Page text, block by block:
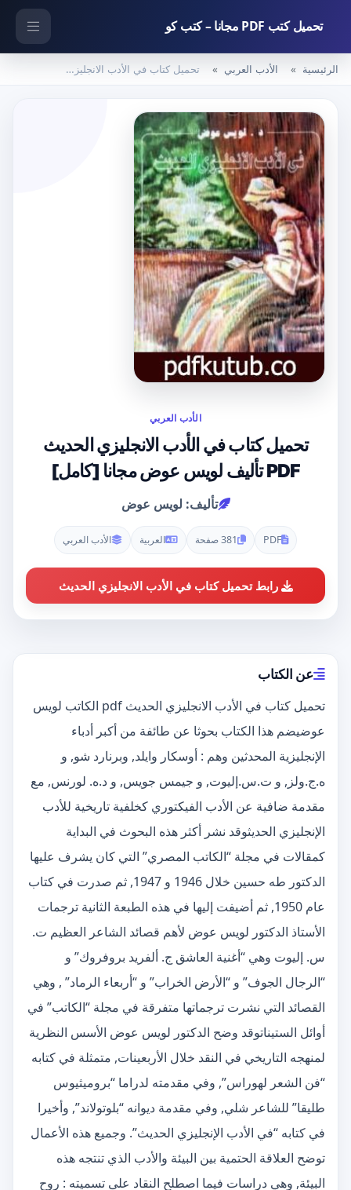
تحميل كتب PDF مجانا – كتب كو
الرئيسية الأدب العربي تحميل كتاب في الأدب الانجليزي الحديث PDF تأليف لويس عوض مجانا [كامل]
الأدب العربي
تحميل كتاب في الأدب الانجليزي الحديث
PDF تأليف لويس عوض مجانا [كامل]
تأليف: لويس عوض
PDF 381 صفحة العربية الأدب العربي
رابط تحميل كتاب في الأدب الانجليزي الحديث
عن الكتاب
تحميل كتاب في الأدب الانجليزي الحديث pdf الكاتب لويس
عوضيضم هذا الكتاب بحوثا عن طائفة من أكبر أدباء
الإنجليزية المحدثين وهم : أوسكار وايلد, وبرنارد شو, و
ه.ج.ولز, و ت.س.إليوت, و جيمس جويس, و د.ه. لورنس, مع
مقدمة ضافية عن الأدب الفيكتوري كخلفية تاريخية للأدب
الإنجليزي الحديثوقد نشر أكثر هذه البحوث في البداية
كمقالات في مجلة “الكاتب المصري” التي كان يشرف عليها
الدكتور طه حسين خلال 1946 و 1947, ثم صدرت في كتاب
عام 1950, ثم أضيفت إليها في هذه الطبعة الثانية ترجمات
الأستاذ الدكتور لويس عوض لأهم قصائد الشاعر العظيم ت.
س. إليوت وهي “أغنية العاشق ج. ألفريد بروفروك” و
“الرجال الجوف” و “الأرض الخراب” و “أربعاء الرماد” , وهي
القصائد التي نشرت ترجماتها متفرقة في مجلة “الكاتب” في
أوائل الستيناتوقد وضح الدكتور لويس عوض الأسس النظرية
لمنهجه التاريخي في النقد خلال الأربعينات, متمثلة في كتابه
“فن الشعر لهوراس”, وفي مقدمته لدراما “بروميثيوس
طليقا” للشاعر شلي, وفي مقدمة ديوانه “بلوتولاند”, وأخيرا
في كتابه “في الأدب الإنجليزي الحديث”. وجميع هذه الأعمال
توضح العلاقة الحتمية بين البيئة والأدب الذي تنتجه هذه
البيئة, وهي دراسات فيما اصطلح النقاد على تسميته : روح